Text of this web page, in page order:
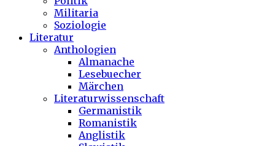
Militaria
Soziologie
Literatur
Anthologien
Almanache
Lesebuecher
Märchen
Literaturwissenschaft
Germanistik
Romanistik
Anglistik